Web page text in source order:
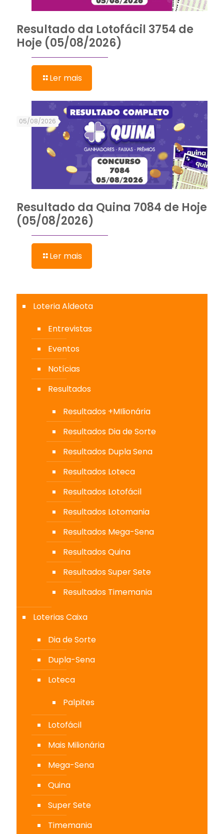
Resultado da Lotofácil 3754 de
Hoje (05/08/2026)
Ler mais
05/08/2026
Resultado da Quina 7084 de Hoje
(05/08/2026)
Ler mais
Loteria Aldeota
Entrevistas
Eventos
Notícias
Resultados
Resultados +MIlionária
Resultados Dia de Sorte
Resultados Dupla Sena
Resultados Loteca
Resultados Lotofácil
Resultados Lotomania
Resultados Mega-Sena
Resultados Quina
Resultados Super Sete
Resultados Timemania
Loterias Caixa
Dia de Sorte
Dupla-Sena
Loteca
Palpites
Lotofácil
Mais Milionária
Mega-Sena
Quina
Super Sete
Timemania